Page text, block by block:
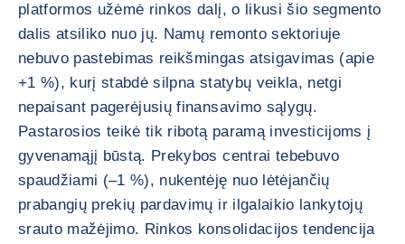
platformos užėmė rinkos dalį, o likusi šio segmento
dalis atsiliko nuo jų. Namų remonto sektoriuje
nebuvo pastebimas reikšmingas atsigavimas (apie
+1 %), kurį stabdė silpna statybų veikla, netgi
nepaisant pagerėjusių finansavimo sąlygų.
Pastarosios teikė tik ribotą paramą investicijoms į
gyvenamąjį būstą. Prekybos centrai tebebuvo
spaudžiami (–1 %), nukentėję nuo lėtėjančių
prabangių prekių pardavimų ir ilgalaikio lankytojų
srauto mažėjimo. Rinkos konsolidacijos tendencija